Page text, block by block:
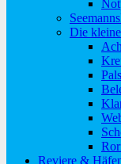
Die
Reviere &